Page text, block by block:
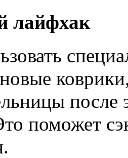
лайфхак
после
поможет